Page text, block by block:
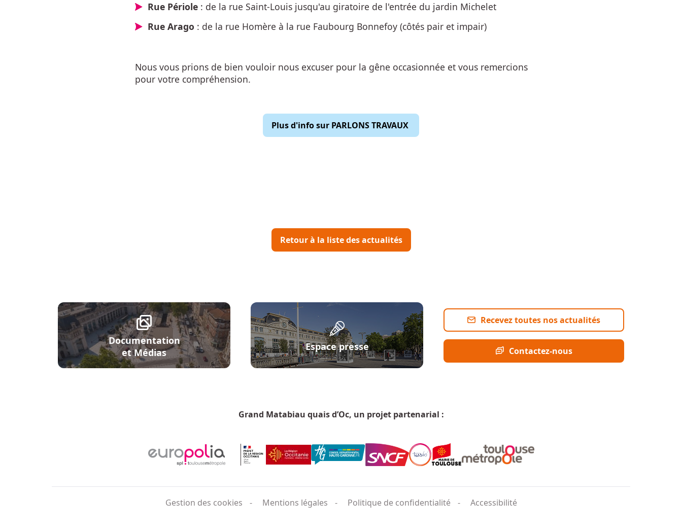
Rue Périole : de la rue Saint-Louis jusqu'au giratoire de l'entrée du jardin Michelet
Rue Arago : de la rue Homère à la rue Faubourg Bonnefoy (côtés pair et impair)
Nous vous prions de bien vouloir nous excuser pour la gêne occasionnée et vous remercions
pour votre compréhension.
Plus d'info sur PARLONS TRAVAUX
Retour à la liste des actualités
Documentation
et Médias
Espace presse
Recevez toutes nos actualités
Contactez-nous
Grand Matabiau quais d’Oc, un projet partenarial :
Gestion des cookies
Mentions légales Politique de confidentialité Accessibilité